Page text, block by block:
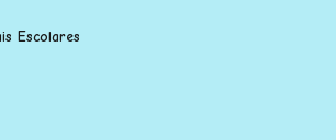
Escolares